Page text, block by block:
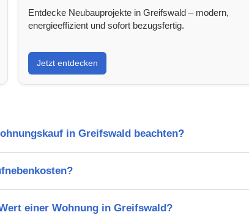
Entdecke Neubauprojekte in Greifswald – modern,
energieeffizient und sofort bezugsfertig.
Jetzt entdecken
in Greifswald beachten?
einer Wohnung in Greifswald?